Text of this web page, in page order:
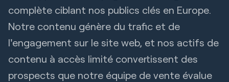
complète ciblant nos publics clés en Europe.
Notre contenu génère du trafic et de
l'engagement sur le site web, et nos actifs de
contenu à accès limité convertissent des
prospects que notre équipe de vente évalue